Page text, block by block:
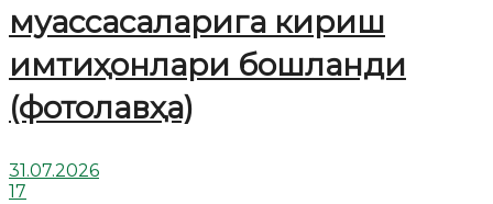
муассасаларига кириш
имтиҳонлари бошланди
(фотолавҳа)
31.07.2026
17